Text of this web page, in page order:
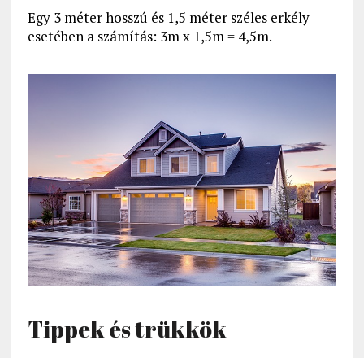
Egy 3 méter hosszú és 1,5 méter széles erkély
esetében a számítás: 3m x 1,5m = 4,5m.
Tippek és trükkök